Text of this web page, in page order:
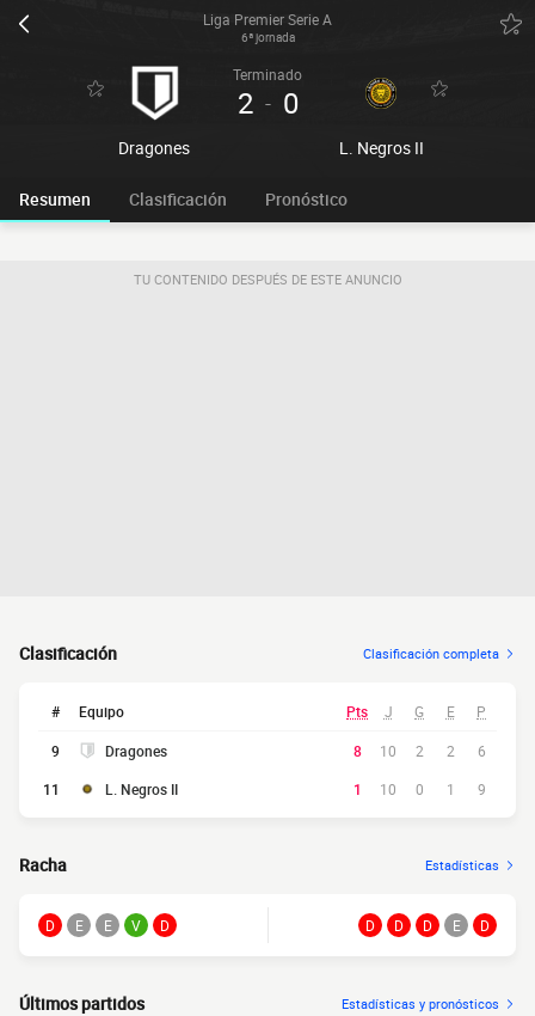
Liga Premier Serie A
6ª jornada
Dragones
Terminado
2 - 0
L. Negros II
Resumen Clasificación Pronóstico
TU CONTENIDO DESPUÉS DE ESTE ANUNCIO
Clasificación Clasificación completa
# Equipo Pts J G E P
9 Dragones 8 10 2 2
6
11
L. Negros II 1 10 0 1 9
Racha Estadísticas
D E E V D D D D E D
Últimos partidos Estadísticas y pronósticos